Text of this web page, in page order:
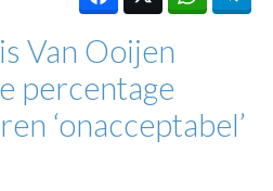
Van Ooijen
percentage
‘onacceptabel’